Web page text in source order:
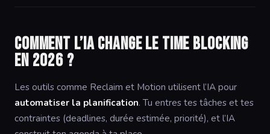
Comment l’IA change le time blocking
en 2026 ?
Les outils comme Reclaim et Motion utilisent l’IA pour
automatiser la planification. Tu entres tes tâches et tes
contraintes (deadlines, durée estimée, priorité), et l’IA